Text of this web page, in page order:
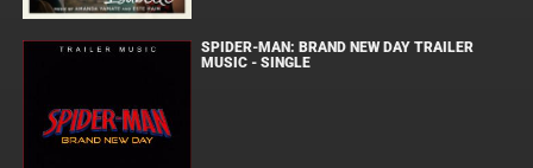
SPIDER-MAN: BRAND NEW DAY TRAILER
MUSIC - SINGLE